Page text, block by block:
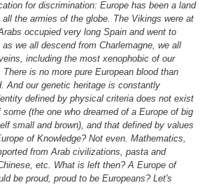
for discrimination: Europe has been a land
the armies of the globe. The Vikings were at
occupied very long Spain and went to
we all descend from Charlemagne, we all
including the most xenophobic of our
is no more pure European blood than
And our genetic heritage is constantly
defined by physical criteria does not exist
(the one who dreamed of a Europe of big
small and brown), and that defined by values
of Knowledge? Not even. Mathematics,
from Arab civilizations, pasta and
etc. What is left then? A Europe of
be proud, proud to be Europeans? Let's